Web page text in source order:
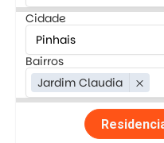
Cidade
Bairros
Jardim Claudia
close